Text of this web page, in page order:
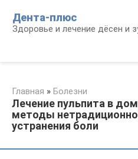
контенту
Дента-плюс
Здоровье и лечение дёсен и
Главная » Болезни
Лечение пульпита в
методы
устранения боли